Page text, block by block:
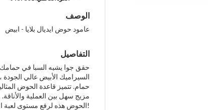
الوصف
عامود حوض ايديال بلايا - ابيض
التفاصيل
حقق جوا يشبه السبا في حمامك
السيراميك الأبيض عالي
حمام. تتميز قاعدة الحوض
مزيج سهل بين العملية
الحوض هذه لرفع مستوى لعبة التصميم الداخلي الخاصة بك!